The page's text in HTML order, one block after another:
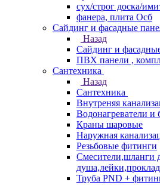
сух/строг доска/
фанера, плита Осб
Сайдинг и фасадные
Назад
Сайдинг и
ПВХ панели ,
Сантехника
Назад
Сантехника
Внутреняя
Водонагреватели и
Краны шаровые
Наружная
Резьбовые фитинги
Смесители,шланги
Труба PND +